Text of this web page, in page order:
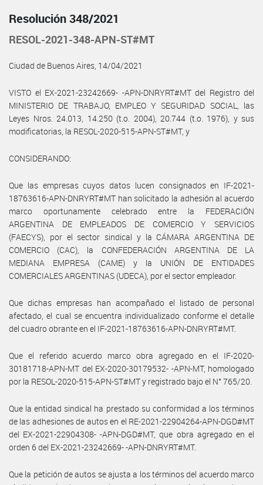
Resolución 348/2021
RESOL-2021-348-APN-ST#MT
Ciudad de Buenos Aires, 14/04/2021
VISTO el EX-2021-23242669- -APN-DNRYRT#MT del Registro del
MINISTERIO DE TRABAJO, EMPLEO Y SEGURIDAD SOCIAL, las
Leyes Nros. 24.013, 14.250 (t.o. 2004), 20.744 (t.o. 1976), y sus
modificatorias, la RESOL-2020-515-APN-ST#MT, y
CONSIDERANDO:
Que las empresas cuyos datos lucen consignados en IF-2021-
18763616-APN-DNRYRT#MT han solicitado la adhesión al acuerdo
marco oportunamente celebrado entre la FEDERACIÓN
ARGENTINA DE EMPLEADOS DE COMERCIO Y SERVICIOS
(FAECYS), por el sector sindical y la CÁMARA ARGENTINA DE
COMERCIO (CAC), la CONFEDERACIÓN ARGENTINA DE LA
MEDIANA EMPRESA (CAME) y la UNIÓN DE ENTIDADES
COMERCIALES ARGENTINAS (UDECA), por el sector empleador.
Que dichas empresas han acompañado el listado de personal
afectado, el cual se encuentra individualizado conforme el detalle
del cuadro obrante en el IF-2021-18763616-APN-DNRYRT#MT.
Que el referido acuerdo marco obra agregado en el IF-2020-
30181718-APN-MT del EX-2020-30179532- -APN-MT, homologado
por la RESOL-2020-515-APN-ST#MT y registrado bajo el N° 765/20.
Que la entidad sindical ha prestado su conformidad a los términos
de las adhesiones de autos en el RE-2021-22904264-APN-DGD#MT
del EX-2021-22904308- -APN-DGD#MT, que obra agregado en el
orden 6 del EX-2021-23242669- -APN-DNRYRT#MT.
Que la petición de autos se ajusta a los términos del acuerdo marco